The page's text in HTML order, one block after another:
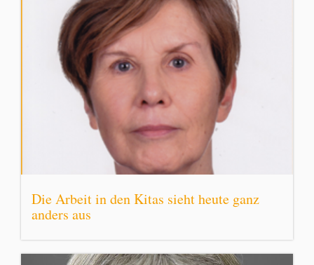
Die Arbeit in den Kitas sieht heute ganz
anders aus